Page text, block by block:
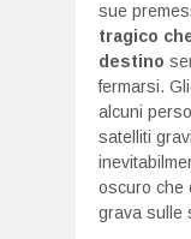
sue
tragico
destino
fermarsi.
alcuni
satelliti
oscuro che
grava sulle